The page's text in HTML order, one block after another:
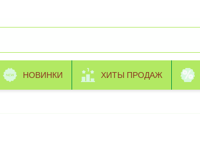
НОВИНКИ ХИТЫ ПРОДАЖ